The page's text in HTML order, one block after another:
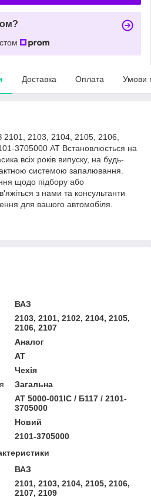
Доставка Оплата Умови
2103, 2104, 2105, 2106,
3705000 AT Встановлюється на
всіх років випуску, на будь-
системою запалювання.
щодо підбору або
з нами та консультанти
для вашого автомобіля.
ВАЗ
2103, 2101, 2102, 2104, 2105,
2106, 2107
Аналог
AT
Чехія
Загальна
AT 5000-001IC / Б117 / 2101-
3705000
Новий
2101-3705000
ВАЗ
2101, 2103, 2104, 2105, 2106,
2107, 2109